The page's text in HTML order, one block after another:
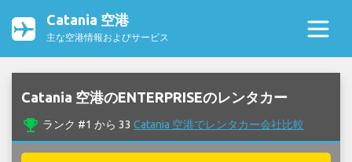
Catania 空港
主な空港情報およびサービス
Catania 空港のENTERPRISEのレンタカー
emoji_events ランク #1 から 33 Catania 空港でレンタカー会社比較